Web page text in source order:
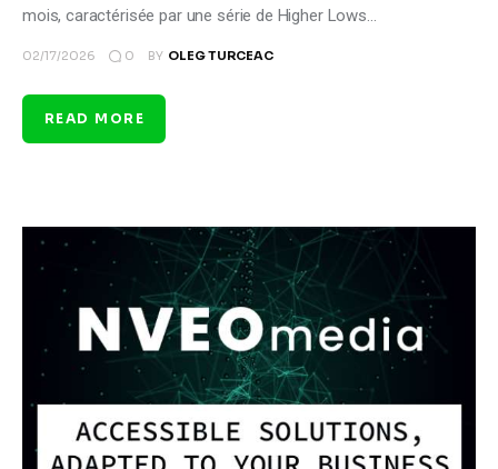
mois, caractérisée par une série de Higher Lows…
02/17/2026 0 BY OLEG TURCEAC
READ MORE